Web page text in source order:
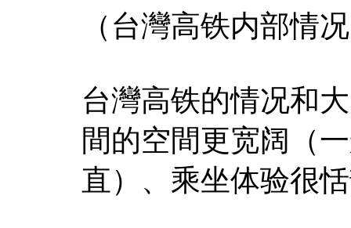
（台灣高铁内部情
台灣高铁的情况和
間的空間更宽阔（
直）、乘坐体验很